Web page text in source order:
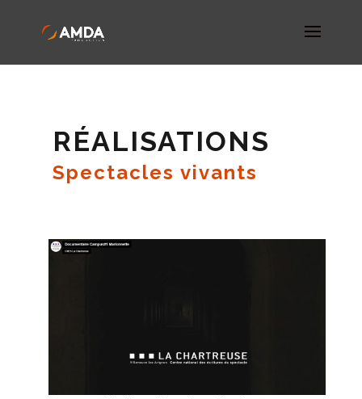
RÉALISATIONS
Spectacles vivants